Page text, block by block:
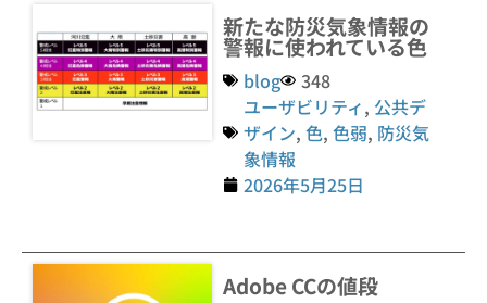
新たな防災気象情報の
警報に使われている色
blog
348
ユーザビリティ, 公共デ
ザイン,色,色弱, 防災気
象情報
2026年5月25日
Adobe CCの値段